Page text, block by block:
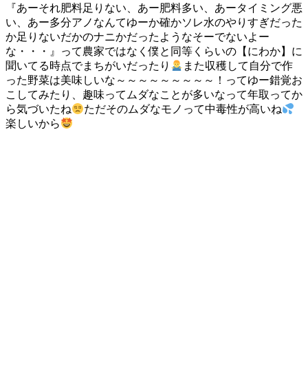
『あーそれ肥料足りない、あー肥料多い、あータイミング悪
い、あー多分アノなんてゆーか確かソレ水のやりすぎだった
か足りないだかのナニかだったようなそーでないよー
な・・・』って農家ではなく僕と同等くらいの【にわか】に
聞いてる時点でまちがいだったり
また収穫して自分で作
った野菜は美味しいな～～～～～～～～～！ってゆー錯覚お
こしてみたり、趣味ってムダなことが多いなって年取ってか
ら気づいたね
ただそのムダなモノって中毒性が高いね
楽しいから